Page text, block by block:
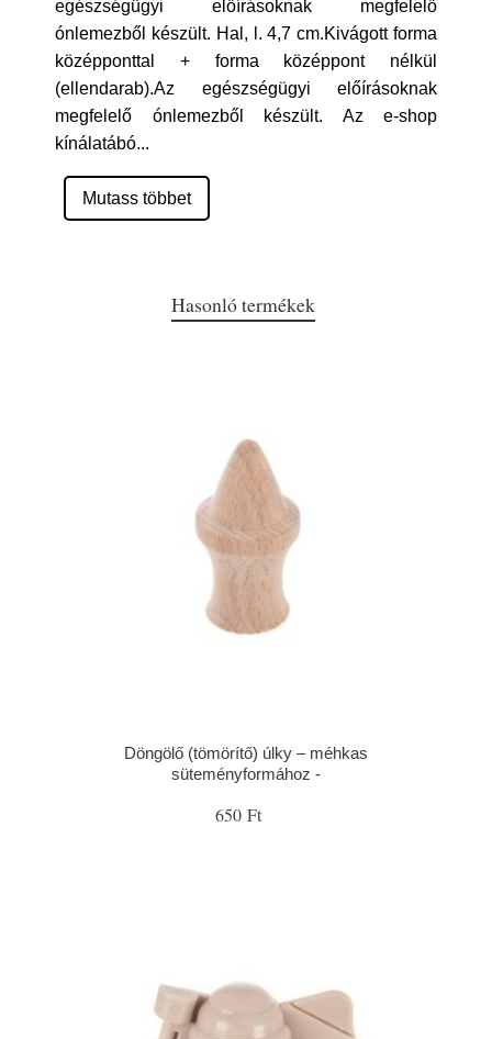
egészségügyi előírásoknak megfelelő
ónlemezből készült. Hal, l. 4,7 cm.Kivágott forma
középponttal + forma középpont nélkül
(ellendarab).Az egészségügyi előírásoknak
megfelelő ónlemezből készült. Az e-shop
kínálatábó...
Mutass többet
Hasonló termékek
Döngölő (tömörítő) úlky – méhkas
süteményformához -
650 Ft